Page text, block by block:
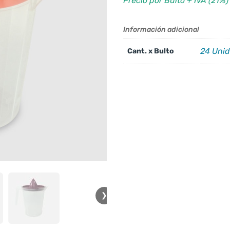
❯
Información adicional
Cant. x Bulto 24